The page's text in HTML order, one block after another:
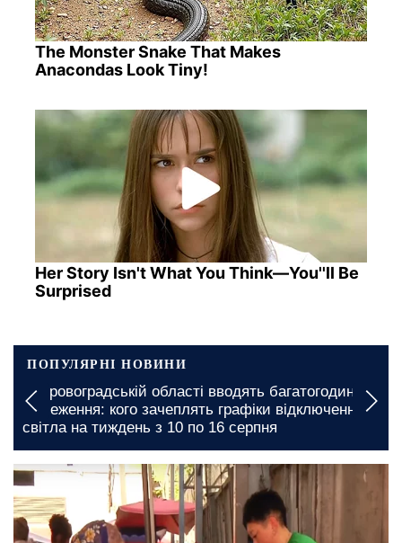
The Monster Snake That Makes
Anacondas Look Tiny!
Her Story Isn't What You Think—You''ll Be
Surprised
ПОПУЛЯРНІ НОВИНИ
У Чернігівській області підготували
світла: оприлюднено нові графіки на тиждень з
по 16 серпня
12 травня, 21:00